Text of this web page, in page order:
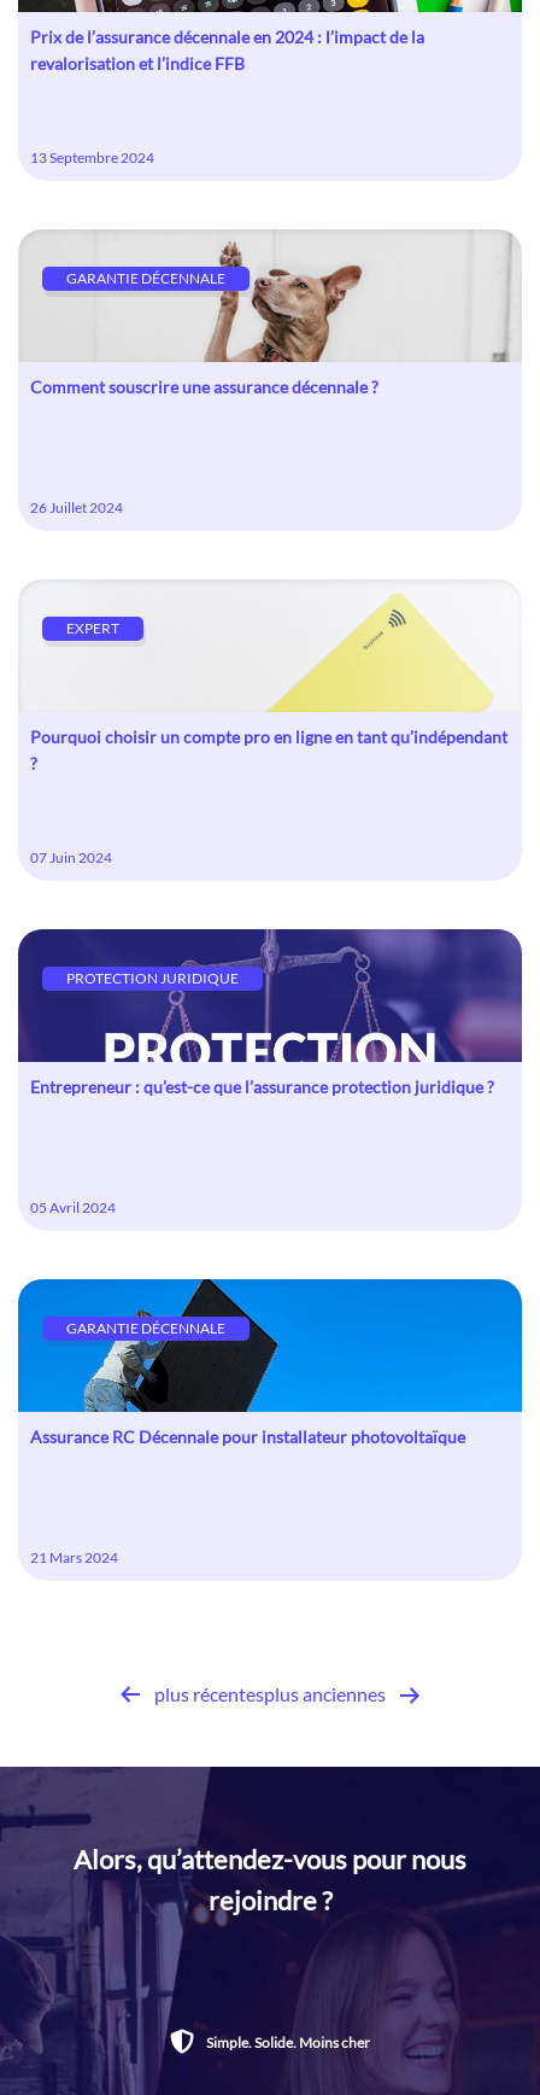
Prix de l’assurance décennale en 2024 : l’impact de la
revalorisation et l’indice FFB
13 Septembre 2024
GARANTIE DÉCENNALE
Comment souscrire une assurance décennale ?
26 Juillet 2024
EXPERT
Pourquoi choisir un compte pro en ligne en tant qu’indépendant
?
07 Juin 2024
PROTECTION JURIDIQUE
Entrepreneur : qu’est-ce que l’assurance protection juridique ?
05 Avril 2024
GARANTIE DÉCENNALE
Assurance RC Décennale pour installateur photovoltaïque
21 Mars 2024
Pagination
des
publications
plus récentesplus anciennes
Alors, qu’attendez-vous pour nous
rejoindre ?
Simple. Solide. Moins cher